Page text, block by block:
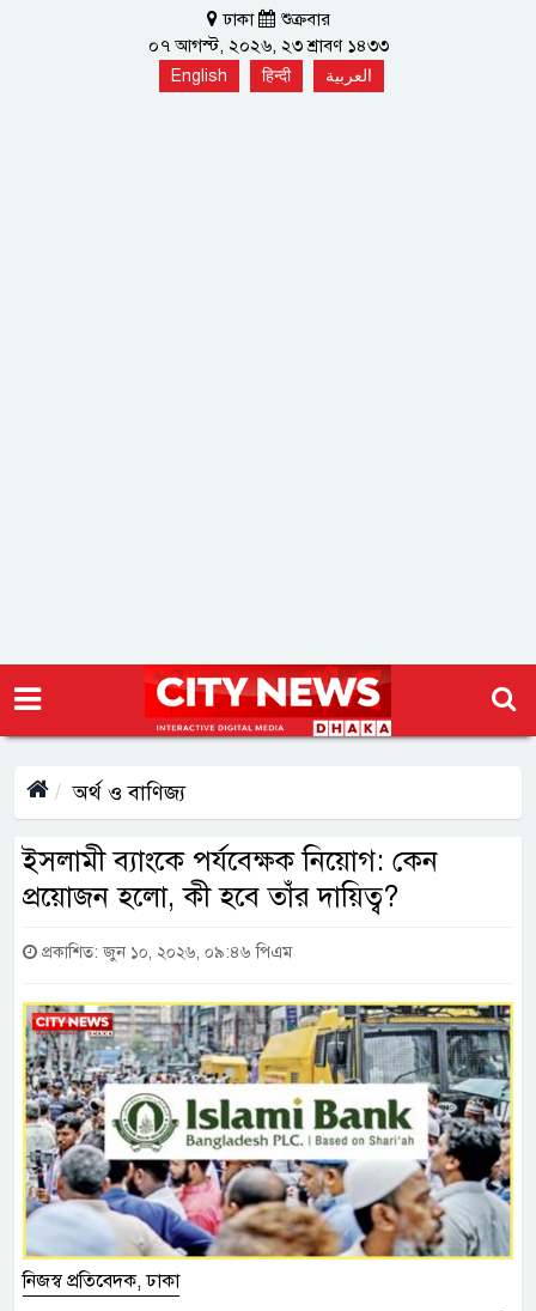
ঢাকা
শুক্রবার
০৭ আগস্ট, ২০২৬, ২৩ শ্রাবণ ১৪৩৩
English हिन्दी العربية
অর্থ ও বাণিজ্য
ইসলামী ব্যাংকে পর্যবেক্ষক নিয়োগ: কেন
প্রয়োজন হলো, কী হবে তাঁর দায়িত্ব?
প্রকাশিত: জুন ১০, ২০২৬, ০৯:৪৬ পিএম
নিজস্ব প্রতিবেদক, ঢাকা